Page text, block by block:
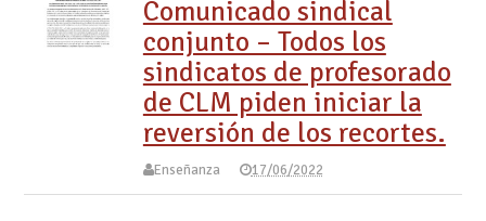
Comunicado sindical
conjunto – Todos los
sindicatos de profesorado
de CLM piden iniciar la
reversión de los recortes.
Enseñanza 17/06/2022